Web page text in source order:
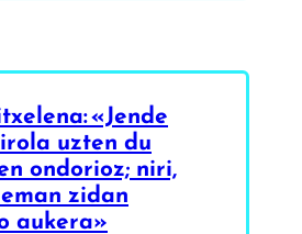
«Jende
uzten du
ondorioz; niri,
zidan
aukera»